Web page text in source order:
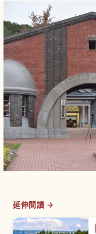
延伸閱讀 →